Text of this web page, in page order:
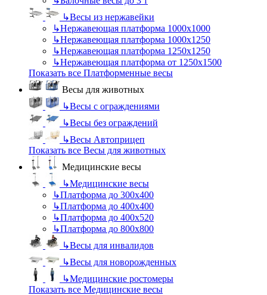
↳Весы из нержавейки
↳Нержавеющая платформа 1000х1000
↳Нержавеющая платформа 1000х1250
↳Нержавеющая платформа 1250х1250
↳Нержавеющая платформа от 1250х1500
Показать все Платформенные весы
Весы для животных
↳Весы с ограждениями
↳Весы без ограждений
↳Весы Автоприцеп
Показать все Весы для животных
Медицинские весы
↳Медицинские весы
↳Платформа до 300х400
↳Платформа до 400х400
↳Платформа до 400х520
↳Платформа до 800х800
↳Весы для инвалидов
↳Весы для новорожденных
↳Медицинские ростомеры
Показать все Медицинские весы